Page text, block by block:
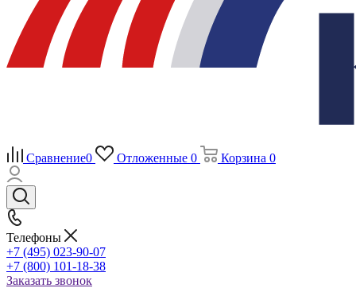
Сравнение0 Отложенные 0 Корзина 0
Телефоны
+7 (495) 023-90-07
+7 (800) 101-18-38
Заказать звонок